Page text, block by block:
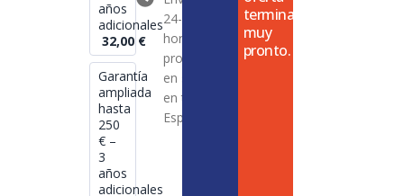
años
adicionales
32,00 €
Garantía
ampliada
hasta
250
€ –
3
años
adicionales
24-72
horas en
productos
en stock
en toda
España
termina
muy
pronto.